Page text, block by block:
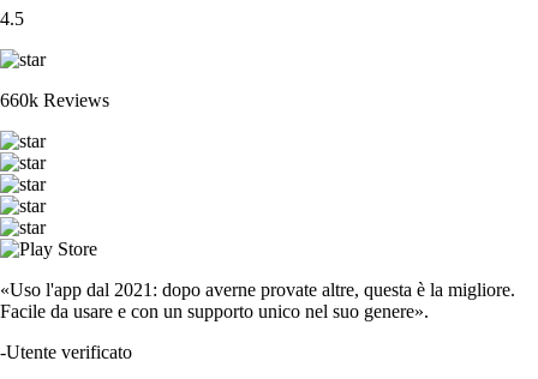
4.5
660k Reviews
«Uso l'app dal 2021: dopo averne provate altre, questa è la migliore.
Facile da usare e con un supporto unico nel suo genere».
-Utente verificato